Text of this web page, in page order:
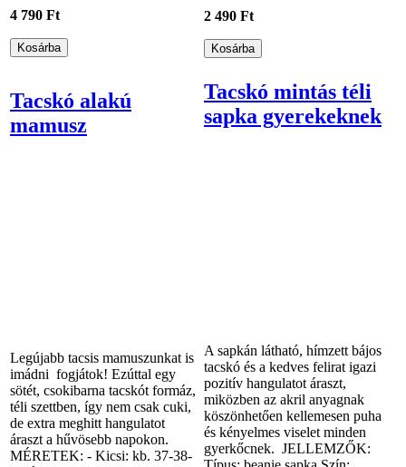
4 790 Ft
2 490 Ft
Tacskó alakú
mamusz
Legújabb tacsis mamuszunkat is
imádni fogjátok! Ezúttal egy
sötét, csokibarna tacskót formáz,
téli szettben, így nem csak cuki,
de extra meghitt hangulatot
áraszt a hűvösebb napokon.
MÉRETEK: - Kicsi: kb. 37-38-
Tacskó mintás téli
sapka gyerekeknek
A sapkán látható, hímzett bájos
tacskó és a kedves felirat igazi
pozitív hangulatot áraszt,
miközben az akril anyagnak
köszönhetően kellemesen puha
és kényelmes viselet minden
gyerkőcnek. JELLEMZŐK: